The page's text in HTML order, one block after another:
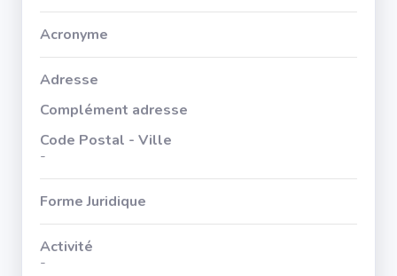
Acronyme
Adresse
Complément adresse
Code Postal - Ville
-
Forme Juridique
Activité
-